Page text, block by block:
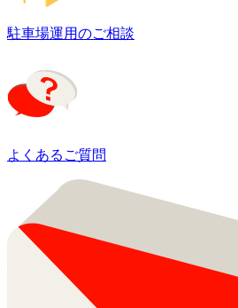
駐車場運用のご相談
よくあるご質問